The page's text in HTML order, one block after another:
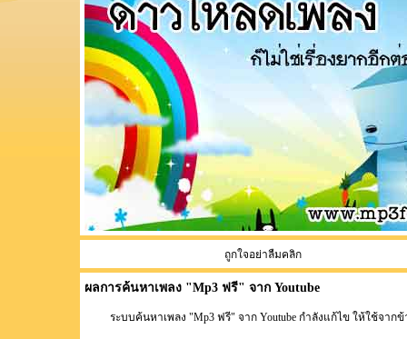
ถูกใจอย่าลืมคลิก
ผลการค้นหาเพลง "Mp3 ฟรี" จาก Youtube
ระบบค้นหาเพลง "Mp3 ฟรี" จาก Youtube กำลังแก้ไข ให้ใช้จาก